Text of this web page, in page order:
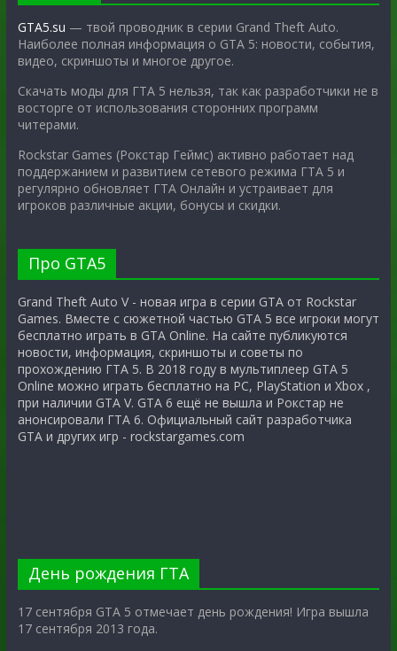
GTA5.su — твой проводник в серии Grand Theft Auto.
Наиболее полная информация о GTA 5: новости, события,
видео, скриншоты и многое другое.
Скачать моды для ГТА 5 нельзя, так как разработчики не в
восторге от использования сторонних программ
читерами.
Rockstar Games (Рокстар Геймс) активно работает над
поддержанием и развитием сетевого режима ГТА 5 и
регулярно обновляет ГТА Онлайн и устраивает для
игроков различные акции, бонусы и скидки.
Про GTA5
Grand Theft Auto V - новая игра в серии GTA от Rockstar
Games. Вместе с сюжетной частью GTA 5 все игроки могут
бесплатно играть в GTA Online. На сайте публикуются
новости, информация, скриншоты и советы по
прохождению ГТА 5. В 2018 году в мультиплеер GTA 5
Online можно играть бесплатно на PC, PlayStation и Xbox ,
при наличии GTA V. GTA 6 ещё не вышла и Рокстар не
анонсировали ГТА 6. Официальный сайт разработчика
GTA и других игр - rockstargames.com
День рождения ГТА
17 сентября GTA 5 отмечает день рождения! Игра вышла
17 сентября 2013 года.